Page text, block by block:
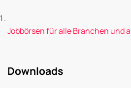
Jobbörsen für alle Branchen und
Downloads